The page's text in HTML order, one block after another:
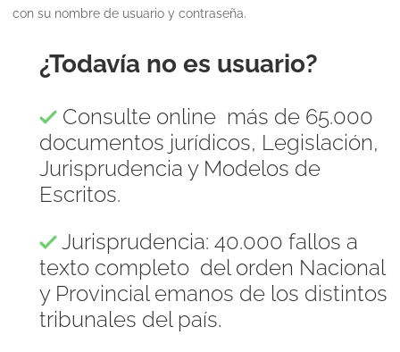
con su nombre de usuario y contraseña.
¿Todavía no es usuario?
Consulte online más de 65.000
documentos jurídicos, Legislación,
Jurisprudencia y Modelos de
Escritos.
Jurisprudencia: 40.000 fallos a
texto completo del orden Nacional
y Provincial emanos de los distintos
tribunales del país.